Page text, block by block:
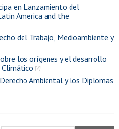
en Lanzamiento del
America and the
del Trabajo, Medioambiente y
los orígenes y el desarrollo
Climático
Ambiental y los Diplomas